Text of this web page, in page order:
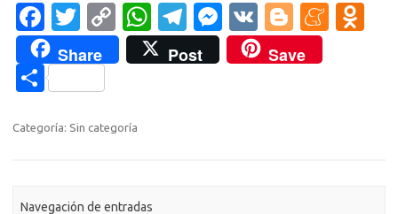
Fa
c
e
b
o
T
w
it
te
r
C
o
p
Li
W
h
at
T
el
e
M
es
se
V
K
Bl
o
g
M
Share Post Save
C
m
Categoría: Sin categoría
Navegación de entradas